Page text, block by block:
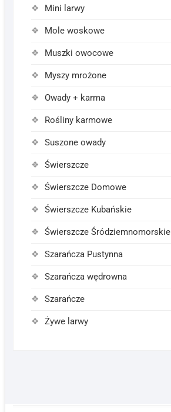
Mini larwy
Mole woskowe
Muszki owocowe
Myszy mrożone
Owady + karma
Rośliny karmowe
Suszone owady
Świerszcze
Świerszcze Domowe
Świerszcze Kubańskie
Świerszcze Śródziemnomorskie
Szarańcza Pustynna
Szarańcza wędrowna
Szarańcze
Żywe larwy